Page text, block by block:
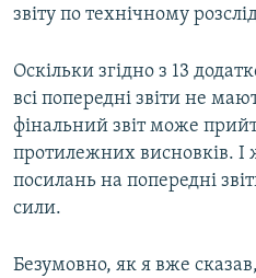
звіту по технічному
Оскільки згідно з 13
всі попередні звіти не
фінальний звіт може
протилежних висновків. І
посилань на попередні
сили.
Безумовно, як я вже